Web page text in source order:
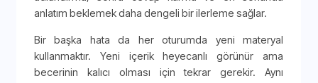
anlatım beklemek daha dengeli bir ilerleme sağlar.
Bir başka hata da her oturumda yeni materyal
kullanmaktır. Yeni içerik heyecanlı görünür ama
becerinin kalıcı olması için tekrar gerekir. Aynı